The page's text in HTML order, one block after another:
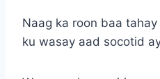
Naag ka roon baa
ku wasay aad socotid